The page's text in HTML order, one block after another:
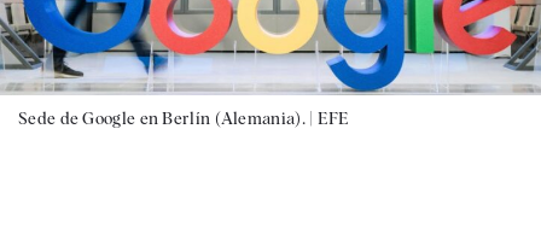
Sede de Google en Berlín (Alemania). | EFE